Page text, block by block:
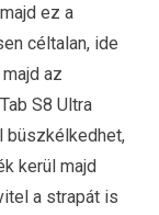
ez a
céltalan, ide
az
S8 Ultra
büszkélkedhet,
kerül majd
a strapát is